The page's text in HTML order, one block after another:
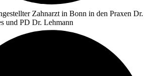
Zahnarzt in Bonn in den Praxen Dr.
und PD Dr. Lehmann